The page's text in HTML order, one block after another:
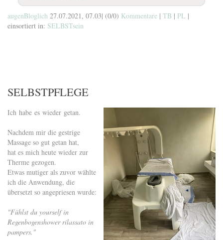
augenBloglich 27.07.2021, 07.03| (0/0) Kommentare | TB | PL |
einsortiert in: SELBSTsein
SELBSTPFLEGE
Ich habe es wieder getan.
Nachdem mir die gestrige
Massage so gut getan hat,
hat es mich heute wieder zur
Therme gezogen.
Etwas mutiger als zuvor wählte
ich die Anwendung, die
übersetzt so angepriesen wurde:
"Fühlst du yourself in
Regenbogenshower rilassato in
pampers."